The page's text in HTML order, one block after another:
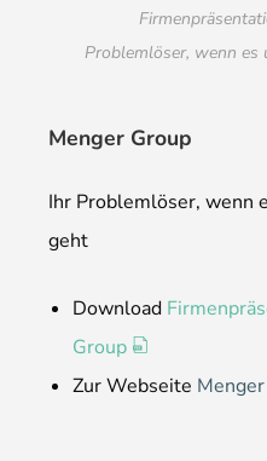
Problemlöser, wenn
Menger Group
Ihr Problemlöser, wenn
geht
Download
Group
Zur Webseite